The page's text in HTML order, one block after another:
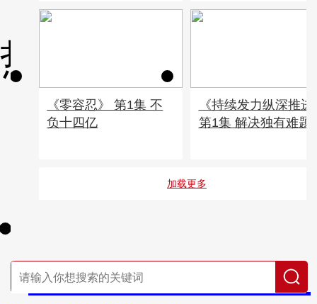
热播榜
美国为何盯上中
《零容忍》 第1集 不
负十四亿
《持续发力纵深推进
第1集 解决独有难题
加载更多